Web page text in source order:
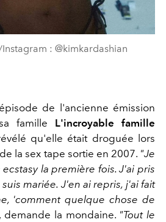
: @kimkardashian
de l'ancienne émission
famille L'incroyable famille
qu'elle était droguée lors
la sex tape sortie en 2007. "Je
la première fois. J'ai pris
mariée. J'en ai repris, j'ai fait
'comment quelque chose de
, demande la mondaine. "Tout le